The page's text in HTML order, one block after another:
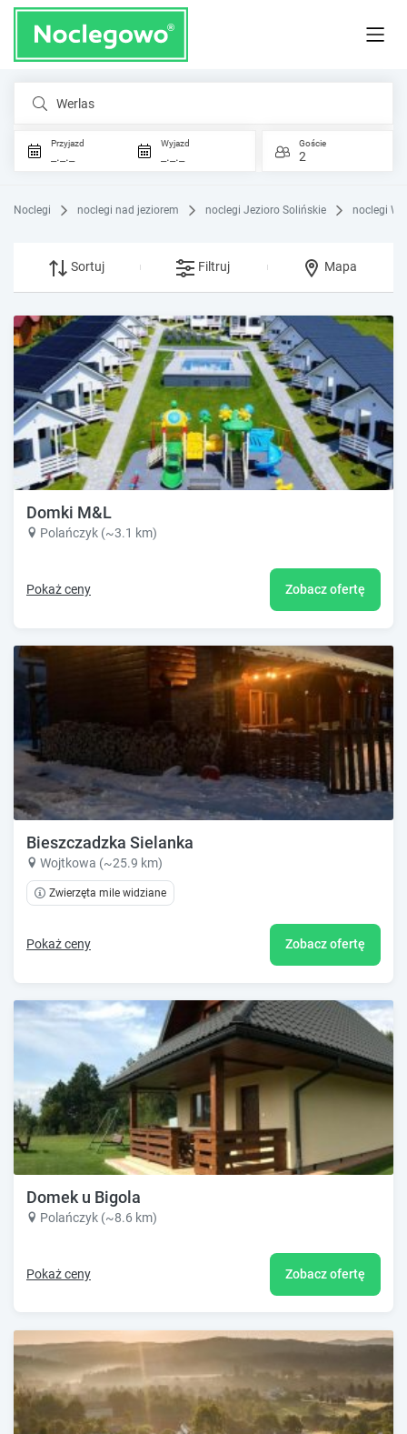
Werlas
Przyjazd
_._._
Wyjazd
_._._
Goście
2
Noclegi noclegi nad jeziorem noclegi Jezioro Solińskie noclegi
Sortuj Filtruj Mapa
Domki M&L
Polańczyk (~3.1 km)
Pokaż ceny Zobacz ofertę
Bieszczadzka Sielanka
Wojtkowa (~25.9 km)
Zwierzęta mile widziane
Pokaż ceny Zobacz ofertę
Domek u Bigola
Polańczyk (~8.6 km)
Pokaż ceny Zobacz ofertę